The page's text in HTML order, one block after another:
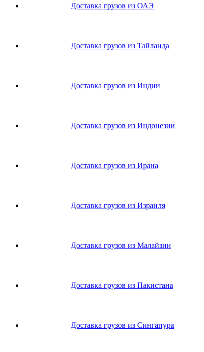
Доставка грузов из ОАЭ
Доставка грузов из Тайланда
Доставка грузов из Индии
Доставка грузов из Индонезии
Доставка грузов из Ирана
Доставка грузов из Израиля
Доставка грузов из Малайзии
Доставка грузов из Пакистана
Доставка грузов из Сингапура